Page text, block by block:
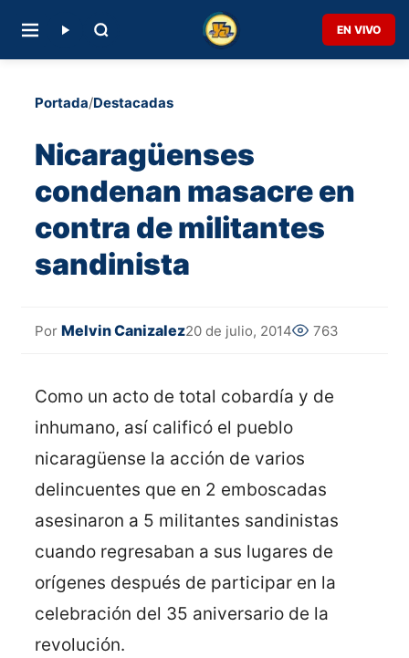
EN VIVO
Portada/Destacadas
Nicaragüenses
condenan masacre en
contra de militantes
sandinista
Por Melvin Canizalez20 de julio, 2014 763
Como un acto de total cobardía y de
inhumano, así calificó el pueblo
nicaragüense la acción de varios
delincuentes que en 2 emboscadas
asesinaron a 5 militantes sandinistas
cuando regresaban a sus lugares de
orígenes después de participar en la
celebración del 35 aniversario de la
revolución.